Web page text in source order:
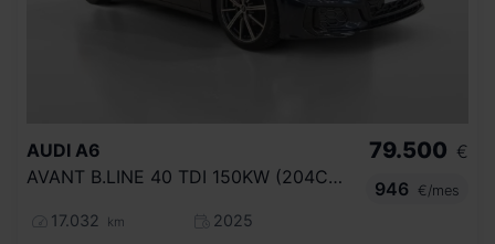
AUDI A6
AVANT B.LINE 40 TDI 150KW (204CV) S TRON
17.032 km
2025
79.500 €
946
€/mes